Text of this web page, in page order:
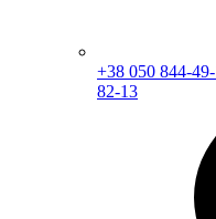
+38 050 844-
82-13